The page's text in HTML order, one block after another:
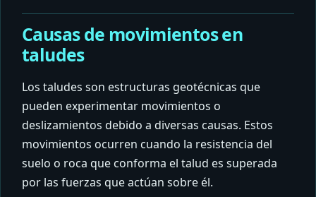
Causas de movimientos en
taludes
Los taludes son estructuras geotécnicas que
pueden experimentar movimientos o
deslizamientos debido a diversas causas. Estos
movimientos ocurren cuando la resistencia del
suelo o roca que conforma el talud es superada
por las fuerzas que actúan sobre él.